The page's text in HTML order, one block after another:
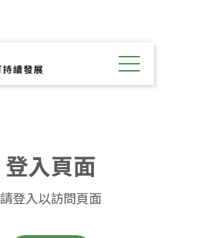
登入頁面
請登入以訪問頁面